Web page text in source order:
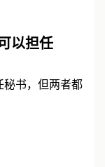
以担任
秘书，但两者都